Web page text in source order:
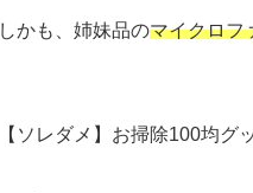
しかも、姉妹品のマイクロフ
【ソレダメ】お掃除100均グ